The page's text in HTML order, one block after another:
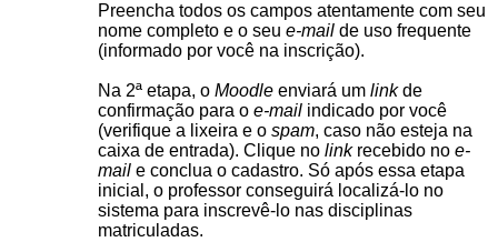
Preencha todos os campos atentamente com seu
nome completo e o seu e-mail de uso frequente
(informado por você na inscrição).
Na 2ª etapa, o Moodle enviará um linkde
confirmação para o e-mail indicado por você
(verifique a lixeira e o spam, caso não esteja na
caixa de entrada). Clique no linkrecebido no e-
mail e conclua o cadastro. Só após essa etapa
inicial, o professor conseguirá localizá-lo no
sistema para inscrevê-lo nas disciplinas
matriculadas.